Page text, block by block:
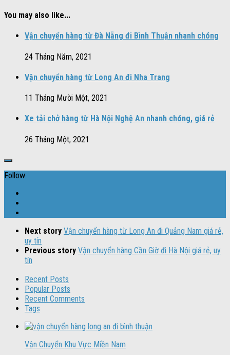
You may also like...
Vận chuyển hàng từ Đà Nẵng đi Bình Thuận nhanh chóng
24 Tháng Năm, 2021
Vận chuyển hàng từ Long An đi Nha Trang
11 Tháng Mười Một, 2021
Xe tải chở hàng từ Hà Nội Nghệ An nhanh chóng, giá rẻ
26 Tháng Một, 2021
Follow:
Next story Vận chuyển hàng từ Long An đi Quảng Nam giá rẻ,
uy tín
Previous story Vận chuyển hàng Cần Giờ đi Hà Nội giá rẻ, uy
tín
Recent Posts
Popular Posts
Recent Comments
Tags
Vận Chuyển Khu Vực Miền Nam